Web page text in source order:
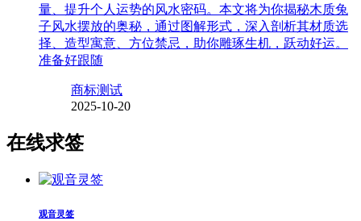
量、提升个人运势的风水密码。本文将为你揭秘木质兔
子风水摆放的奥秘，通过图解形式，深入剖析其材质选
择、造型寓意、方位禁忌，助你雕琢生机，跃动好运。
准备好跟随
商标测试
2025-10-20
在线求签
观音灵签